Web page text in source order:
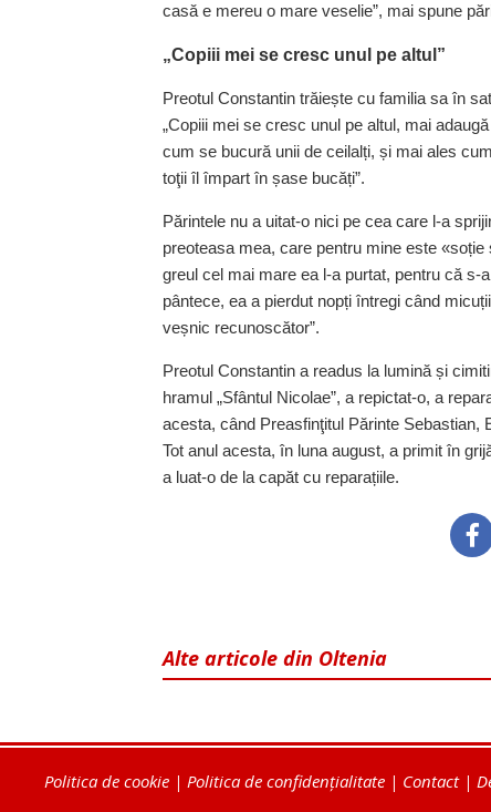
casă e mereu o mare veselie”, mai spune
„Copiii mei se cresc unul pe altul”
Preotul Constantin trăiește cu familia sa în
„Copiii mei se cresc unul pe altul, mai
cum se bucură unii de ceilalți, și mai ales
toţii îl împart în șase bucăți”.
Părintele nu a uitat-o nici pe cea care l-a
preoteasa mea, care pentru mine este
greul cel mai mare ea l-a purtat, pentru că
pântece, ea a pierdut nopți întregi când
veșnic recunoscător”.
Preotul Constantin a readus la lumină și
hramul „Sfântul Nicolae”, a repictat-o, a
acesta, când Preasfinţitul Părinte Sebastian,
Tot anul acesta, în luna august, a primit în
a luat-o de la capăt cu reparațiile.
Alte articole din Oltenia
Politica de cookie | Politica de confidențialitate | Contact|